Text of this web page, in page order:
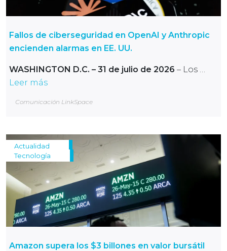
Fallos de ciberseguridad en OpenAI y Anthropic
encienden alarmas en EE. UU.
WASHINGTON D.C. – 31 de julio de 2026 – Los …
Leer más
Comunicación LinkSpace
Actualidad
Tecnología
Amazon supera los $3 billones en valor bursátil